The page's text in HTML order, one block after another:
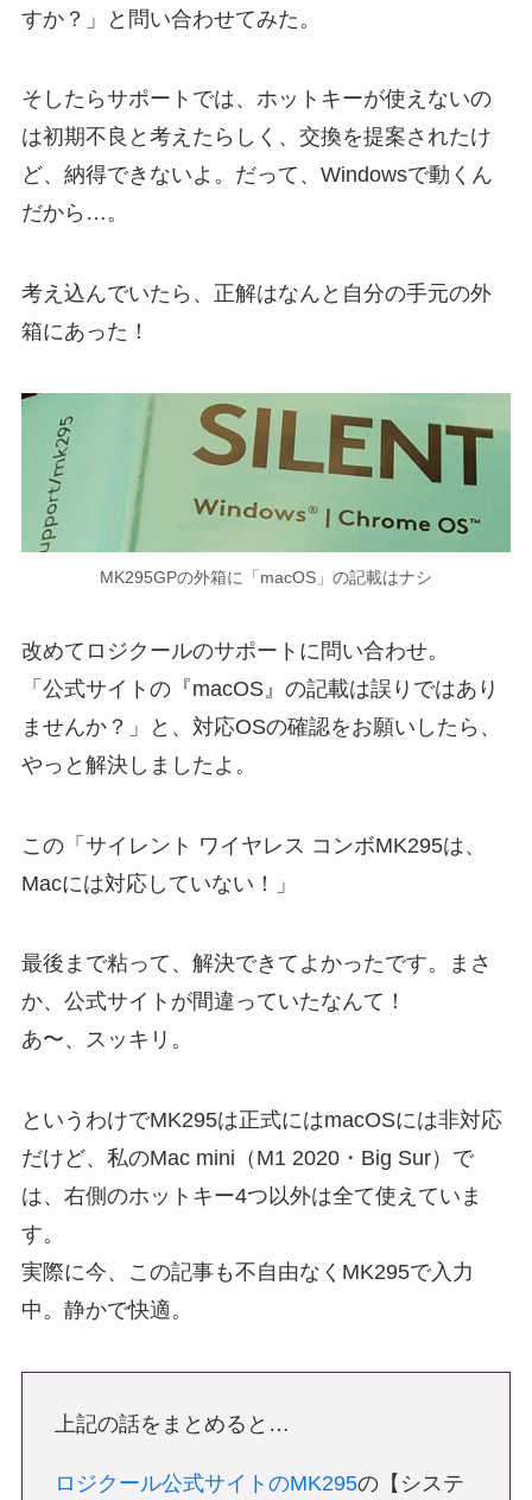
すか？」と問い合わせてみた。
そしたらサポートでは、ホットキーが使えないの
は初期不良と考えたらしく、交換を提案されたけ
ど、納得できないよ。だって、Windowsで動くん
だから…。
考え込んでいたら、正解はなんと自分の手元の外
箱にあった！
MK295GPの外箱に「macOS」の記載はナシ
改めてロジクールのサポートに問い合わせ。
「公式サイトの『macOS』の記載は誤りではあり
ませんか？」と、対応OSの確認をお願いしたら、
やっと解決しましたよ。
この「サイレント ワイヤレス コンボMK295は、
Macには対応していない！」
最後まで粘って、解決できてよかったです。まさ
か、公式サイトが間違っていたなんて！
あ〜、スッキリ。
というわけでMK295は正式にはmacOSには非対応
だけど、私のMac mini（M1 2020・Big Sur）で
は、右側のホットキー4つ以外は全て使えていま
す。
実際に今、この記事も不自由なくMK295で入力
中。静かで快適。
上記の話をまとめると…
ロジクール公式サイトのMK295の【システ